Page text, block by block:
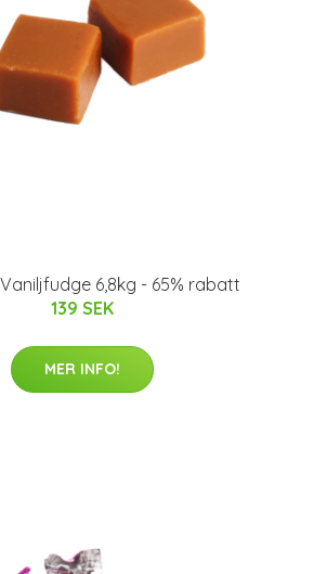
6,8kg - 65% rabatt
139 SEK
MER INFO!